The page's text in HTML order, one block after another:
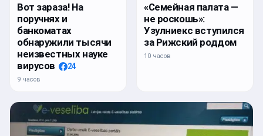
Вот зараза! На
поручнях и
банкоматах
обнаружили тысячи
неизвестных науке
вирусов
24
9 часов
«Семейная палата —
не роскошь»:
Узулниекс вступился
за Рижский роддом
10 часов